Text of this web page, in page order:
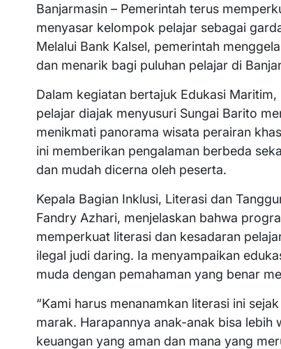
Banjarmasin – Pemerintah terus
menyasar kelompok pelajar sebagai
Melalui Bank Kalsel, pemerintah
dan menarik bagi puluhan pelajar di
Dalam kegiatan bertajuk Edukasi
pelajar diajak menyusuri Sungai Barito
menikmati panorama wisata perairan
ini memberikan pengalaman berbeda
dan mudah dicerna oleh peserta.
Kepala Bagian Inklusi, Literasi dan
Fandry Azhari, menjelaskan bahwa
memperkuat literasi dan kesadaran
ilegal judi daring. Ia menyampaikan
muda dengan pemahaman yang benar
“Kami harus menanamkan literasi ini
marak. Harapannya anak-anak bisa
keuangan yang aman dan mana yang